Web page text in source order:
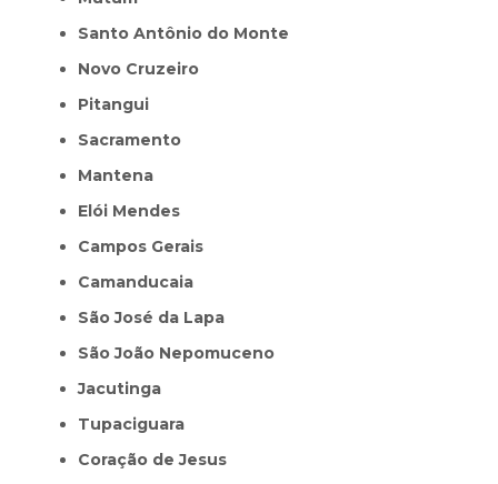
Santo Antônio do Monte
Novo Cruzeiro
Pitangui
Sacramento
Mantena
Elói Mendes
Campos Gerais
Camanducaia
São José da Lapa
São João Nepomuceno
Jacutinga
Tupaciguara
Coração de Jesus